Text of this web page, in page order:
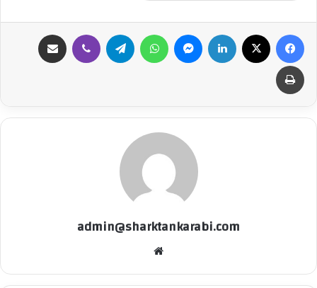
فيسبوك لينكدإن ماسنجر واتساب تيلقرام ڤايبر
طباعة
admin@sharktankarabi.com